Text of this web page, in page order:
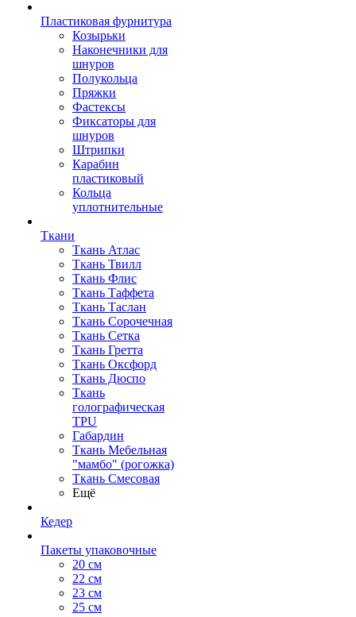
Пластиковая фурнитура
Козырьки
Наконечники для
шнуров
Полукольца
Пряжки
Фастексы
Фиксаторы для
шнуров
Штрипки
Карабин
пластиковый
Кольца
уплотнительные
Ткани
Ткань Атлас
Ткань Твилл
Ткань Флис
Ткань Таффета
Ткань Таслан
Ткань Сорочечная
Ткань Сетка
Ткань Гретта
Ткань Оксфорд
Ткань Дюспо
Ткань
голографическая
TPU
Габардин
Ткань Мебельная
"мамбо" (рогожка)
Ткань Смесовая
Ещё
Кедер
Пакеты упаковочные
20 см
22 см
23 см
25 см